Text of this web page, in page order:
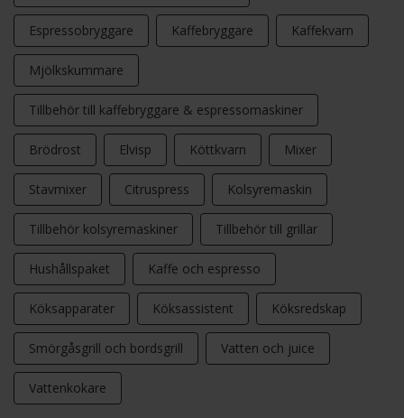
Espressobryggare Kaffebryggare Kaffekvarn
Mjölkskummare
Tillbehör till kaffebryggare & espressomaskiner
Brödrost Elvisp Köttkvarn Mixer
Stavmixer Citruspress Kolsyremaskin
Tillbehör kolsyremaskiner Tillbehör till grillar
Hushållspaket Kaffe och espresso
Köksapparater Köksassistent Köksredskap
Smörgåsgrill och bordsgrill Vatten och juice
Vattenkokare